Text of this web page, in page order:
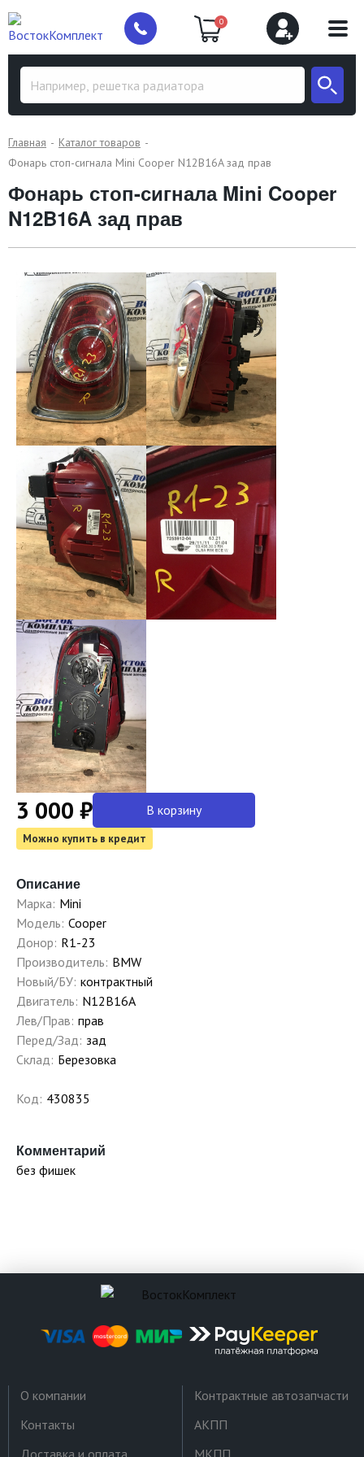
0
Главная
Каталог товаров
Фонарь стоп-сигнала Mini Cooper N12B16A зад прав
Фонарь стоп-сигнала Mini Cooper
N12B16A зад прав
3 000 ₽ В корзину
Можно купить в кредит
Описание
Марка: Mini
Модель: Cooper
Донор: R1-23
Производитель: BMW
Новый/БУ: контрактный
Двигатель: N12B16A
Лев/Прав: прав
Перед/Зад: зад
Склад: Березовка
Код: 430835
Комментарий
без фишек
О компании
Контакты
Доставка и оплата
Контрактные автозапчасти
АКПП
МКПП